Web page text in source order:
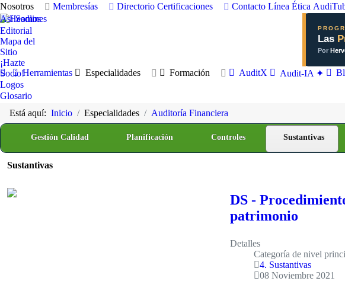
Nosotros
Así Somos
Editorial
Mapa del
Sitio
¡Hazte
Socio!
Logos
Glosario
Membresías Directorio Certificaciones Contacto Línea Ética
Las
Por
Herramientas Especialidades Formación AuditX Audit-IA ✦
Está aquí: Inicio Especialidades Auditoría Financiera
Gestión Calidad Planificación Controles Sustantivas
Sustantivas
DS -
patrimonio
Detalles
Categoría de nivel
4. Sustantivas
08 Noviembre 2021